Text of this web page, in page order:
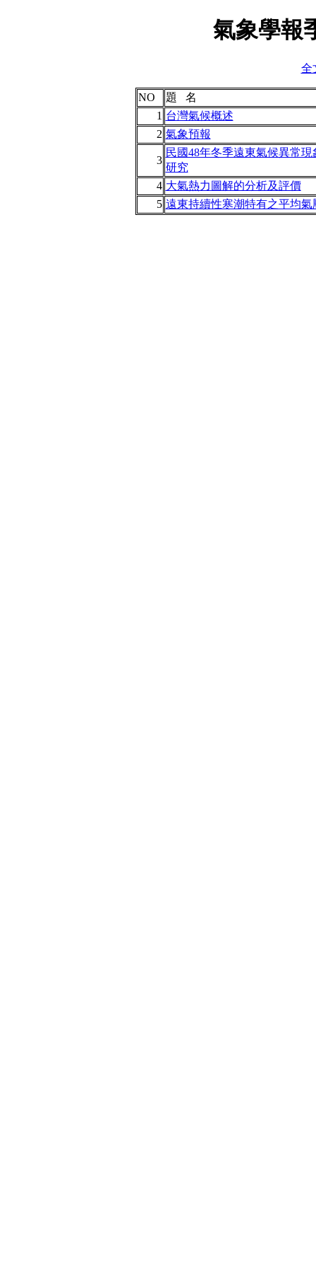
氣象學報
全
NO
題 名
1 台灣氣候概述
2 氣象預報
3
民國48年冬季遠東氣候異常
研究
4 大氣熱力圖解的分析及評價
5 遠東持續性寒潮特有之平均氣